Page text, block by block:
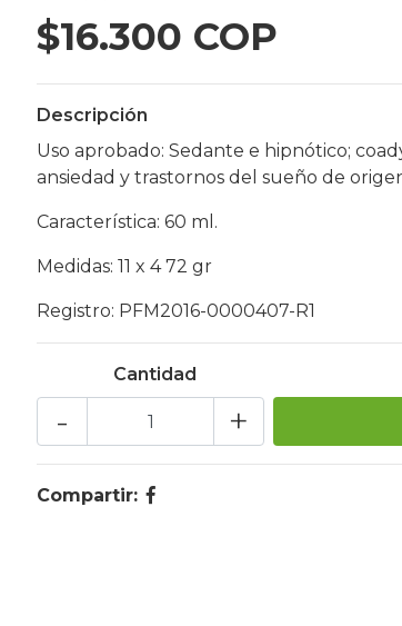
$16.300 COP
Descripción
Uso aprobado: Sedante e hipnótico;
ansiedad y trastornos del sueño de
Característica: 60 ml.
Medidas: 11 x 4 72 gr
Registro: PFM2016-0000407-R1
Cantidad
+
-
Compartir: